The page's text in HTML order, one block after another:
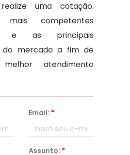
uma cotação.
competentes
e as principais
do mercado a fim de
atendimento
Email: *
Assunto: *